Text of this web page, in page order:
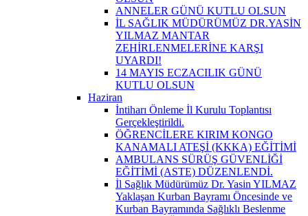
ANNELER GÜNÜ KUTLU OLSUN
İL SAĞLIK MÜDÜRÜMÜZ DR.YASİN
YILMAZ MANTAR
ZEHİRLENMELERİNE KARŞI
UYARDI!
14 MAYIS ECZACILIK GÜNÜ
KUTLU OLSUN
Haziran
İntiharı Önleme İl Kurulu Toplantısı
Gerçekleştirildi.
ÖĞRENCİLERE KIRIM KONGO
KANAMALI ATEŞİ (KKKA) EĞİTİMİ
AMBULANS SÜRÜŞ GÜVENLİĞİ
EĞİTİMİ (ASTE) DÜZENLENDİ.
İl Sağlık Müdürümüz Dr. Yasin YILMAZ
Yaklaşan Kurban Bayramı Öncesinde ve
Kurban Bayramında Sağlıklı Beslenme